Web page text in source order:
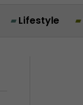
Lifestyle